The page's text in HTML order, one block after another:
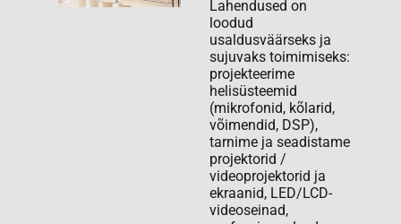
Lahendused on
loodud
usaldusväärseks ja
sujuvaks toimimiseks:
projekteerime
helisüsteemid
(mikrofonid, kõlarid,
võimendid, DSP),
tarnime ja seadistame
projektorid /
videoprojektorid ja
ekraanid, LED/LCD-
videoseinad,